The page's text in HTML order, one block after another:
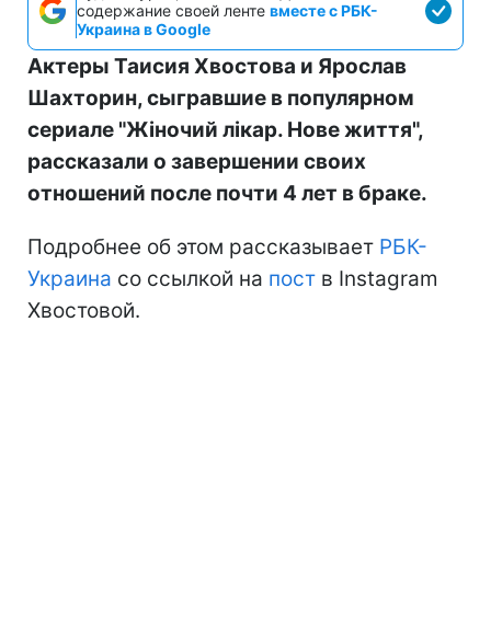
содержание своей ленте вместе с РБК-
Украина в Google
Актеры Таисия Хвостова и Ярослав
Шахторин, сыгравшие в популярном
сериале "Жіночий лікар. Нове життя",
рассказали о завершении своих
отношений после почти 4 лет в браке.
Подробнее об этом рассказывает РБК-
Украина со ссылкой на пост в Instagram
Хвостовой.